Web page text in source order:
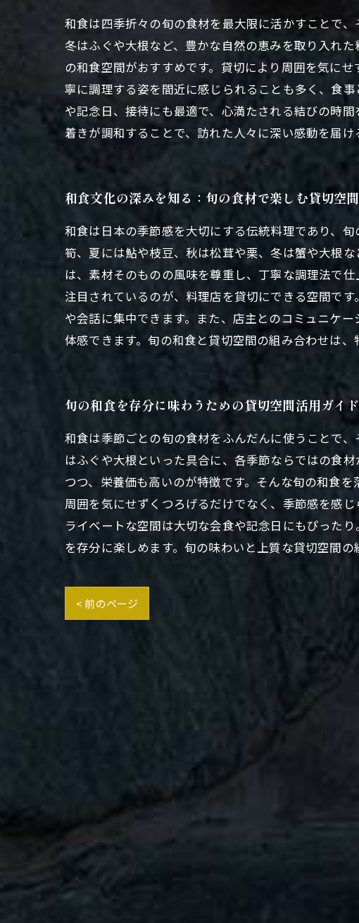
和食は四季折々の旬の食材を最大限に活かすことで
冬はふぐや大根など、豊かな自然の恵みを取り入れ
の和食空間がおすすめです。貸切により周囲を気に
寧に調理する姿を間近に感じられることも多く、食
や記念日、接待にも最適で、心満たされる結びの時
着きが調和することで、訪れた人々に深い感動を届け
和食文化の深みを知る：旬の食材で楽しむ貸切空
和食は日本の季節感を大切にする伝統料理であり、
筍、夏には鮎や枝豆、秋は松茸や栗、冬は蟹や大根
は、素材そのものの風味を尊重し、丁寧な調理法で
注目されているのが、料理店を貸切にできる空間で
や会話に集中できます。また、店主とのコミュニケ
体感できます。旬の和食と貸切空間の組み合わせは
旬の和食を存分に味わうための貸切空間活用ガイド
和食は季節ごとの旬の食材をふんだんに使うことで
はふぐや大根といった具合に、各季節ならではの食
つつ、栄養価も高いのが特徴です。そんな旬の和食
周囲を気にせずくつろげるだけでなく、季節感を感
ライベートな空間は大切な会食や記念日にもぴった
を存分に楽しめます。旬の味わいと上質な貸切空間
< 前のページ